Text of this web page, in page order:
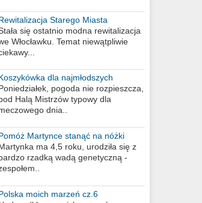
Starego Miasta
się ostatnio modna rewitalizacja
Włocławku. Temat niewątpliwie
dla najmłodszych
pogoda nie rozpieszcza,
Halą Mistrzów typowy dla
dnia..
Martynce stanąć na nóżki
ma 4,5 roku, urodziła się z
rzadką wadą genetyczną -
moich marzeń cz.6